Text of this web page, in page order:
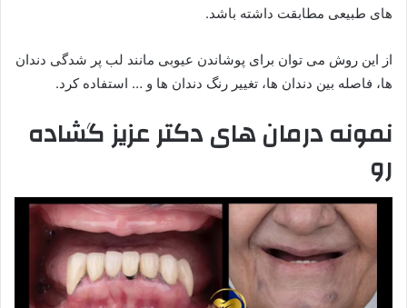
های طبیعی مطابقت داشته باشد.
از این روش می توان برای پوشاندن عیوبی مانند لب پر شدگی دندان
ها، فاصله بین دندان ها، تغییر رنگ دندان ها و … استفاده کرد.
نمونه درمان های دکتر عزیز گشاده
رو